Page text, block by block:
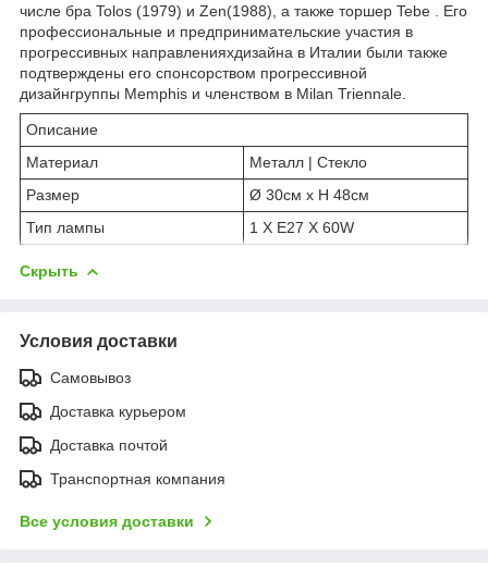
числе бра Tolos (1979) и Zen(1988), а также торшер Tebe . Его
профессиональные и предпринимательские участия в
прогрессивных направленияхдизайна в Италии были также
подтверждены его спонсорством прогрессивной
дизайнгруппы Memphis и членством в Milan Triennale.
Описание
Материал
Металл | Стекло
Размер
Ø 30см х Н 48см
Тип лампы
1 Х Е27 Х 60W
Скрыть
Условия доставки
Самовывоз
Доставка курьером
Доставка почтой
Транспортная компания
Все условия доставки